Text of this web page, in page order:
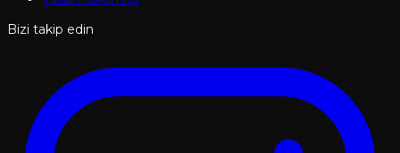
Bizi takip edin